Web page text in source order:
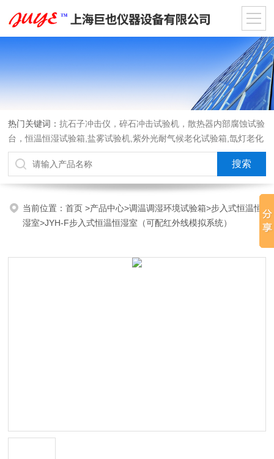
热门关键词：抗石子冲击仪，碎石冲击试验机，散热器内部腐蚀试验
台，恒温恒湿试验箱,盐雾试验机,紫外光耐气候老化试验箱,氙灯老化
试验箱，沙尘试验箱，淋雨试验箱，汽车内饰材料燃烧试验机
当前位置：首页>产品中心>调温调湿环境试验箱>步入式恒温恒
湿室>JYH-F步入式恒温恒湿室（可配红外线模拟系统）